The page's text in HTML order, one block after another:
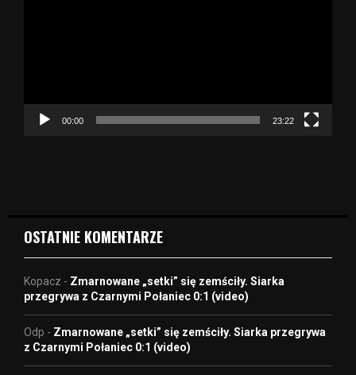
c
00:00 23:22
OSTATNIE KOMENTARZE
Kopacz - Zmarnowane „setki” się zemściły. Siarka
przegrywa z Czarnymi Połaniec 0:1 (video)
Odp - Zmarnowane „setki” się zemściły. Siarka przegrywa
z Czarnymi Połaniec 0:1 (video)